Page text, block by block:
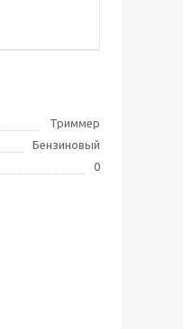
Триммер
Бензиновый
0